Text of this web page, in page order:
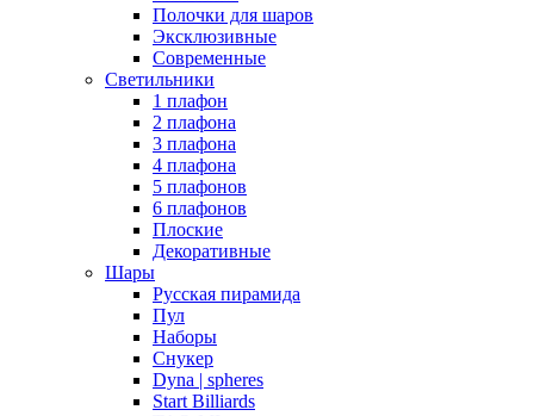
Полочки для шаров
Эксклюзивные
Современные
Светильники
1 плафон
2 плафона
3 плафона
4 плафона
5 плафонов
6 плафонов
Плоские
Декоративные
Шары
Русская пирамида
Пул
Наборы
Снукер
Dyna | spheres
Start Billiards